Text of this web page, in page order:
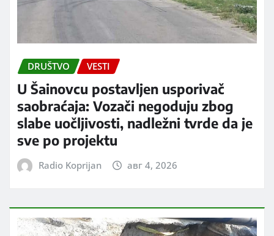
DRUŠTVO VESTI
U Šainovcu postavljen usporivač
saobraćaja: Vozači negoduju zbog
slabe uočljivosti, nadležni tvrde da je
sve po projektu
Radio Koprijan авг 4, 2026